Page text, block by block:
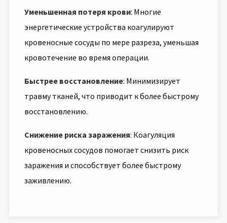
Уменьшенная потеря крови: Многие
энергетические устройства коагулируют
кровеносные сосуды по мере разреза, уменьшая
кровотечение во время операции.
Быстрее восстановление: Минимизирует
травму тканей, что приводит к более быстрому
восстановлению.
Снижение риска заражения: Коагуляция
кровеносных сосудов помогает снизить риск
заражения и способствует более быстрому
заживлению.